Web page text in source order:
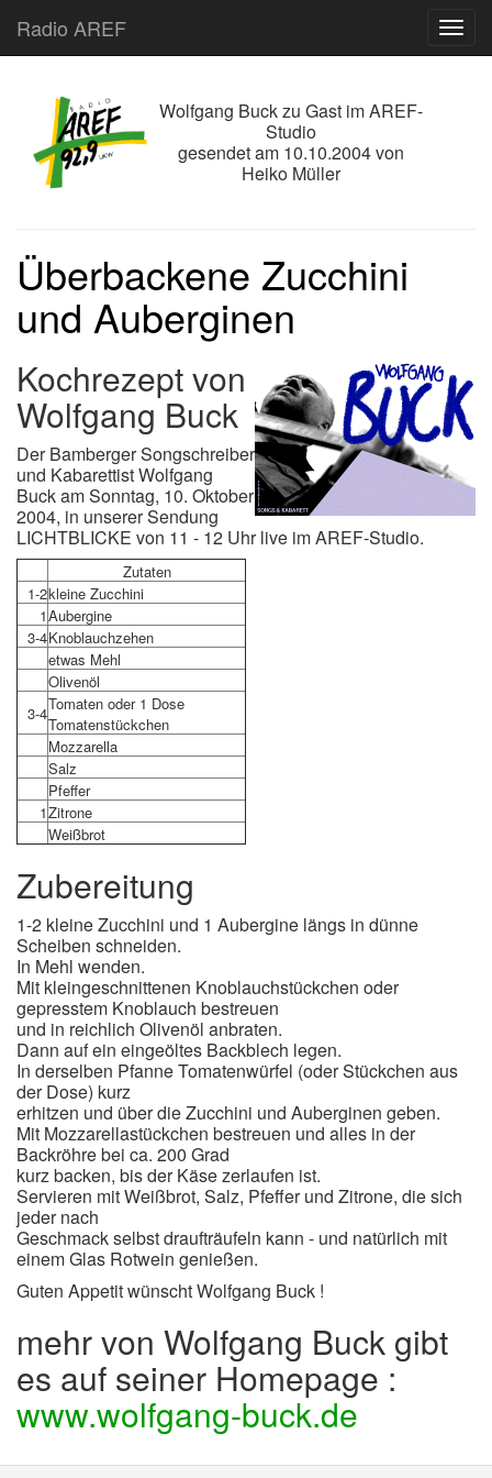
Radio AREF
Wolfgang Buck zu Gast im AREF-
Studio
gesendet am 10.10.2004von
Heiko Müller
Überbackene Zucchini
und Auberginen
Kochrezept von
Wolfgang Buck
Der Bamberger Songschreiber
und Kabarettist Wolfgang
Buck am Sonntag, 10. Oktober
2004, in unserer Sendung
LICHTBLICKE von 11 - 12 Uhr live im AREF-Studio.
Zutaten
1-2kleine Zucchini
1Aubergine
3-4Knoblauchzehen
etwas Mehl
Olivenöl
3-4Tomaten oder 1 Dose
Tomatenstückchen
Mozzarella
Salz
Pfeffer
1Zitrone
Weißbrot
Zubereitung
1-2 kleine Zucchini und 1 Aubergine längs in dünne
Scheiben schneiden.
In Mehl wenden.
Mit kleingeschnittenen Knoblauchstückchen oder
gepresstem Knoblauch bestreuen
und in reichlich Olivenöl anbraten.
Dann auf ein eingeöltes Backblech legen.
In derselben Pfanne Tomatenwürfel (oder Stückchen aus
der Dose) kurz
erhitzen und über die Zucchini und Auberginen geben.
Mit Mozzarellastückchen bestreuen und alles in der
Backröhre bei ca. 200 Grad
kurz backen, bis der Käse zerlaufen ist.
Servieren mit Weißbrot, Salz, Pfeffer und Zitrone, die sich
jeder nach
Geschmack selbst draufträufeln kann - und natürlich mit
einem Glas Rotwein genießen.
Guten Appetit wünscht Wolfgang Buck !
mehr von Wolfgang Buck gibt
es auf seiner Homepage :
www.wolfgang-buck.de